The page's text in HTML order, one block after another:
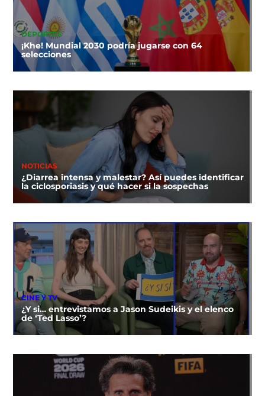
DEPORTES
¡Khe! Mundial 2030 podría jugarse con 64
selecciones
NOTICIAS
¿Diarrea intensa y malestar? Así puedes identificar
la ciclosporiasis y qué hacer si la sospechas
CINE Y TV
¿Y si… entrevistamos a Jason Sudeikis y el elenco
de ‘Ted Lasso’?